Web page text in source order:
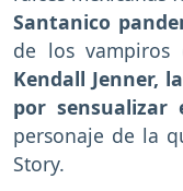
Santanico
de los vampiros
Kendall Jenner,
por sensualizar
personaje de la
Story.